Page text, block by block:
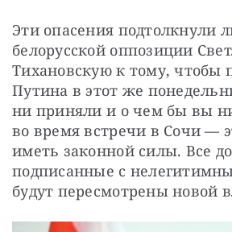
Эти опасения подтолкнули
белорусской оппозиции
Тихановскую к тому, чтобы
Путина в этот же
ни приняли и о чем бы вы
во время встречи в Сочи —
иметь законной силы. Все
подписанные с
будут пересмотрены новой